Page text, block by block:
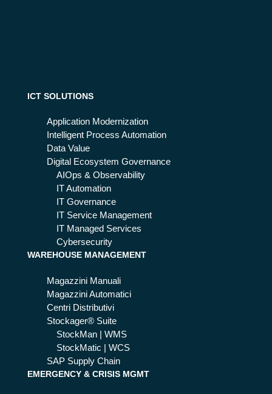
24
rvi
ICT SOLUTIONS
Application Modernization
Intelligent Process Automation
Data Value
Digital Ecosystem Governance
AIOps & Observability
IT Automation
IT Governance
IT Service Management
IT Managed Services
Cybersecurity
WAREHOUSE MANAGEMENT
Magazzini Manuali
Magazzini Automatici
Centri Distributivi
Stockager® Suite
StockMan | WMS
StockMatic | WCS
SAP Supply Chain
EMERGENCY & CRISIS MGMT